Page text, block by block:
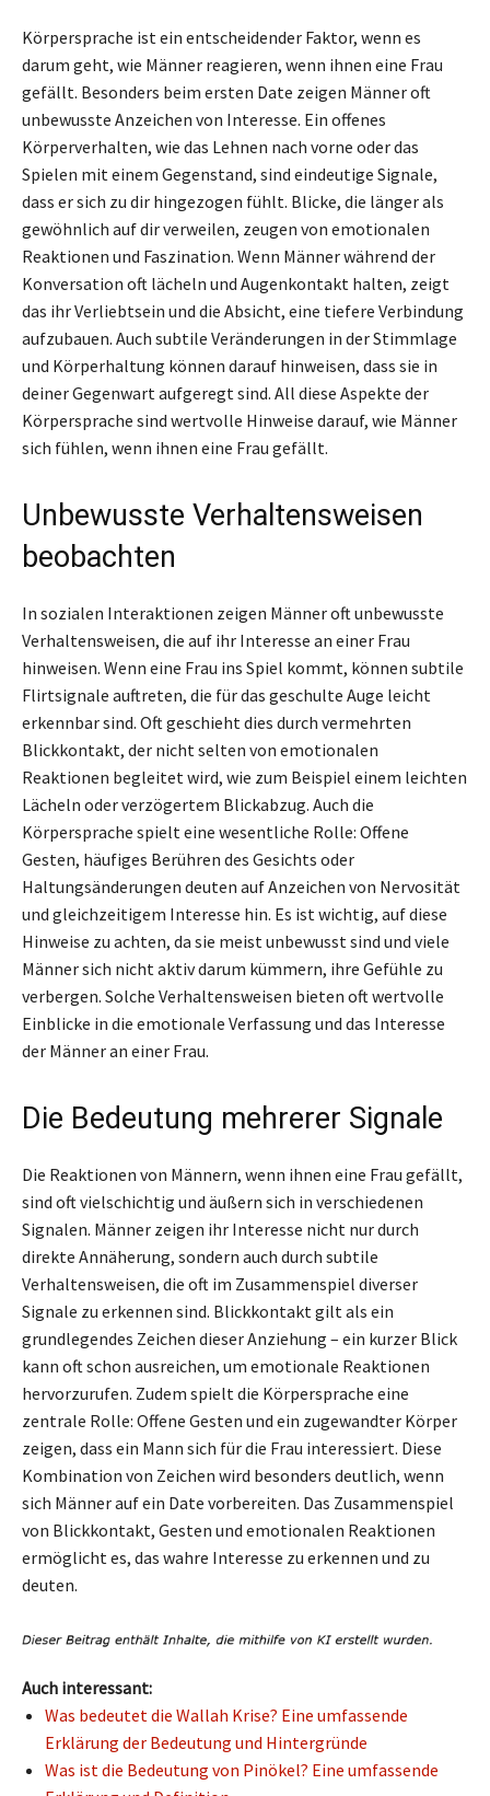
Körpersprache ist ein entscheidender Faktor, wenn es
darum geht, wie Männer reagieren, wenn ihnen eine Frau
gefällt. Besonders beim ersten Date zeigen Männer oft
unbewusste Anzeichen von Interesse. Ein offenes
Körperverhalten, wie das Lehnen nach vorne oder das
Spielen mit einem Gegenstand, sind eindeutige Signale,
dass er sich zu dir hingezogen fühlt. Blicke, die länger als
gewöhnlich auf dir verweilen, zeugen von emotionalen
Reaktionen und Faszination. Wenn Männer während der
Konversation oft lächeln und Augenkontakt halten, zeigt
das ihr Verliebtsein und die Absicht, eine tiefere Verbindung
aufzubauen. Auch subtile Veränderungen in der Stimmlage
und Körperhaltung können darauf hinweisen, dass sie in
deiner Gegenwart aufgeregt sind. All diese Aspekte der
Körpersprache sind wertvolle Hinweise darauf, wie Männer
sich fühlen, wenn ihnen eine Frau gefällt.
Unbewusste Verhaltensweisen
beobachten
In sozialen Interaktionen zeigen Männer oft unbewusste
Verhaltensweisen, die auf ihr Interesse an einer Frau
hinweisen. Wenn eine Frau ins Spiel kommt, können subtile
Flirtsignale auftreten, die für das geschulte Auge leicht
erkennbar sind. Oft geschieht dies durch vermehrten
Blickkontakt, der nicht selten von emotionalen
Reaktionen begleitet wird, wie zum Beispiel einem leichten
Lächeln oder verzögertem Blickabzug. Auch die
Körpersprache spielt eine wesentliche Rolle: Offene
Gesten, häufiges Berühren des Gesichts oder
Haltungsänderungen deuten auf Anzeichen von Nervosität
und gleichzeitigem Interesse hin. Es ist wichtig, auf diese
Hinweise zu achten, da sie meist unbewusst sind und viele
Männer sich nicht aktiv darum kümmern, ihre Gefühle zu
verbergen. Solche Verhaltensweisen bieten oft wertvolle
Einblicke in die emotionale Verfassung und das Interesse
der Männer an einer Frau.
Die Bedeutung mehrerer Signale
Die Reaktionen von Männern, wenn ihnen eine Frau gefällt,
sind oft vielschichtig und äußern sich in verschiedenen
Signalen. Männer zeigen ihr Interesse nicht nur durch
direkte Annäherung, sondern auch durch subtile
Verhaltensweisen, die oft im Zusammenspiel diverser
Signale zu erkennen sind. Blickkontakt gilt als ein
grundlegendes Zeichen dieser Anziehung – ein kurzer Blick
kann oft schon ausreichen, um emotionale Reaktionen
hervorzurufen. Zudem spielt die Körpersprache eine
zentrale Rolle: Offene Gesten und ein zugewandter Körper
zeigen, dass ein Mann sich für die Frau interessiert. Diese
Kombination von Zeichen wird besonders deutlich, wenn
sich Männer auf ein Date vorbereiten. Das Zusammenspiel
von Blickkontakt, Gesten und emotionalen Reaktionen
ermöglicht es, das wahre Interesse zu erkennen und zu
deuten.
Auch interessant:
Was bedeutet die Wallah Krise? Eine umfassende
Erklärung der Bedeutung und Hintergründe
Was ist die Bedeutung von Pinökel? Eine umfassende